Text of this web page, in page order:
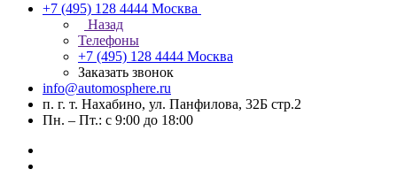
+7 (495) 128 4444 Москва
Назад
Телефоны
+7 (495) 128 4444 Москва
Заказать звонок
info@automosphere.ru
п. г. т. Нахабино, ул. Панфилова, 32Б стр.2
Пн. – Пт.: с 9:00 до 18:00